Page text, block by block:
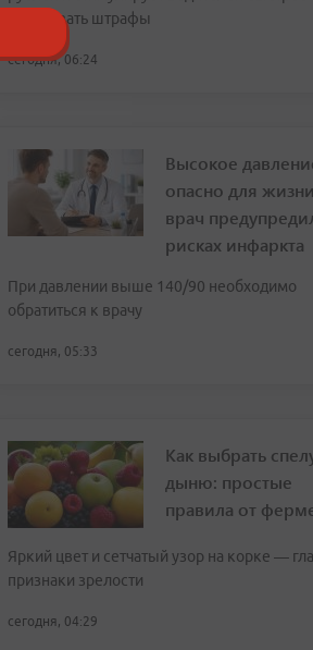
оплачивать штрафы
сегодня, 06:24
Высокое
опасно для
врач
рисках инфаркта
При давлении выше 140/90 необходимо
обратиться к врачу
сегодня, 05:33
Как выбрать
дыню: простые
правила от
Яркий цвет и сетчатый узор на корке —
признаки зрелости
сегодня, 04:29